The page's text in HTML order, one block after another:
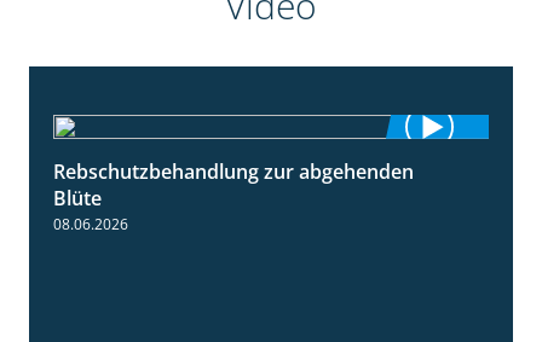
3:06
Rebschutzbehandlung zur abgehenden
Blüte
08.06.2026